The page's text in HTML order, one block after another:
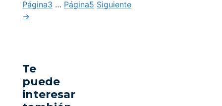
Página3 … Página5 Siguiente
→
Te
puede
interesar